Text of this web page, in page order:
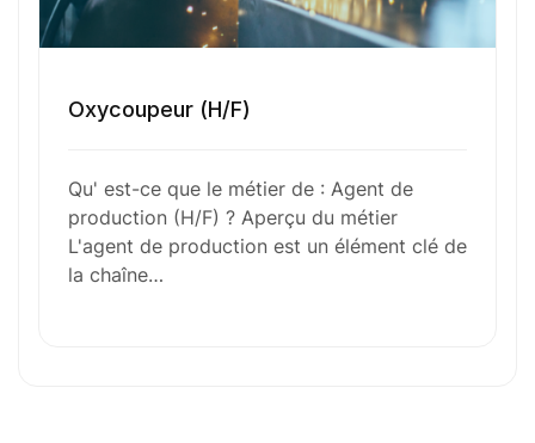
Votre CV
Glisser & déposer les fichiers ici
Parcourir les fichiers
J'accepte les
Oxycoupeur (H/F)
Qu' est-ce que le métier de : Agent de
production (H/F) ? Aperçu du métier
L'agent de production est un élément clé de
la chaîne…